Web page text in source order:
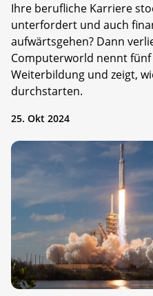
Ihre berufliche Karriere
unterfordert und auch
aufwärtsgehen? Dann
Computerworld nennt
Weiterbildung und zeigt,
durchstarten.
25. Okt 2024